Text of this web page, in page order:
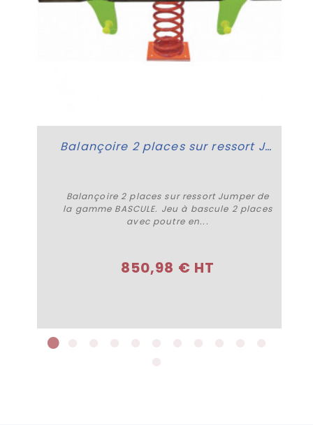
Balançoire 2 places sur ressort Jumper
Balançoire 2 places sur ressort Jumper de
la gamme BASCULE. Jeu à bascule 2 places
avec poutre en...
850,98 € HT